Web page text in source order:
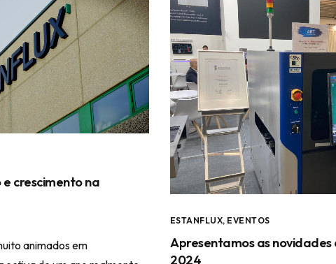
crescimento na
animados em
ESTANFLUX, EVENTOS
Apresentamos as
2024